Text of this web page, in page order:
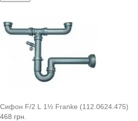
Сифон F/2 L 1½ Franke (112.0624.475)
468 грн.